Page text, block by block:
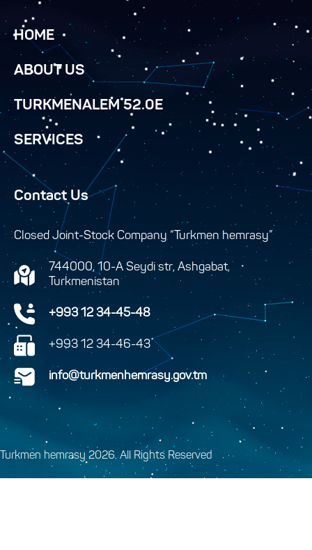
HOME
ABOUT US
TURKMENALEM 52.0E
SERVICES
Contact Us
Closed Joint-Stock Company “Turkmen hemrasy”
744000, 10-A Seydi str, Ashgabat,
Turkmenistan
+993 12 34-45-48
+993 12 34-46-43
info@turkmenhemrasy.gov.tm
Turkmen hemrasy 2026. All Rights Reserved